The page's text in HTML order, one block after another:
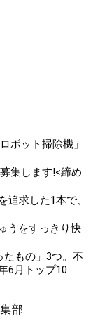
ボット掃除機」
集します!<締め
求した1本で、
うをすっきり快
もの」3つ。不
6月トップ10
部